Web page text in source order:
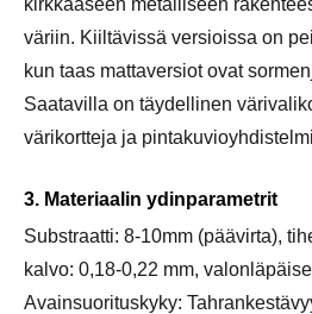
väriin. Kiiltävissä versioissa on
kun taas mattaversiot ovat
Saatavilla on täydellinen
värikortteja ja
3. Materiaalin ydinparametrit
Substraatti: 8-10mm (päävirta),
kalvo: 0,18-0,22 mm,
Avainsuorituskyky: